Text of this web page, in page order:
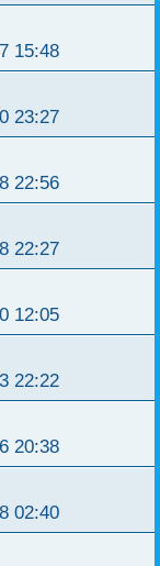
15:48
23:27
22:56
22:27
12:05
22:22
20:38
02:40